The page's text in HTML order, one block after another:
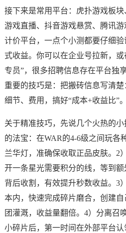
接下来是常用平台：虎扑游戏板
游戏直播、抖音游戏悬赏、腾讯
计价平台，一点个小测都要仔细
式收益。你可以在企业号拉新，
专员”，很多招聘信息存在平台独
重要的技巧是：把搬砖信息写清
细节、费用，搞好“成本+收益比”。
关于精准技巧，先说几个火热的
的法宝：在WAR的4-6级之间玩各
兰华灯，准确保收取正品皮肤。2
开一条星光需要积分的线，等到
背后收割，有效提升秒数收益。3
本内，快速完成碎片磨合，创建
团灌溉，收益量翻倍。4）分离召
小碎片后，第一时间在外部平台